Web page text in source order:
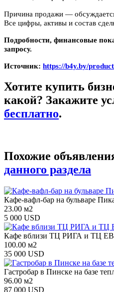
Причина продажи —
Все цифры, активы и состав
Подробности, финансовые
запросу.
Источник: https://b4y.by/
Хотите купить
какой? Закажите
бесплатно.
Похожие
данного раздела
Кафе-вафл-бар на бульваре
23.00 м2
5 000 USD
Кафе вблизи ТЦ РИГА и ТЦ
100.00 м2
35 000 USD
Гастробар в Пинске на базе
96.00 м2
87 000 USD